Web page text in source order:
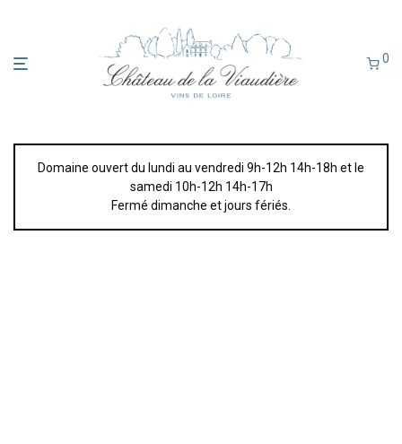
0
Domaine ouvert du lundi au vendredi 9h-12h 14h-18h et le
samedi 10h-12h 14h-17h
Fermé dimanche et jours fériés.